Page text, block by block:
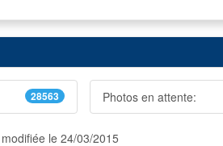
28563 Photos en attente:
le 24/03/2015